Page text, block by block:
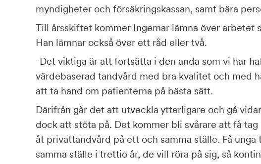
myndigheter och försäkringskassan, samt bära
Till årsskiftet kommer Ingemar lämna över arbetet
Han lämnar också över ett råd eller två.
-Det viktiga är att fortsätta i den anda som vi har
värdebaserad tandvård med bra kvalitet och med
att ta hand om patienterna på bästa sätt.
Därifrån går det att utveckla ytterligare och gå
dock att stöta på. Det kommer bli svårare att få
åt privattandvård på ett och samma ställe. Få
samma ställe i trettio år, de vill röra på sig, så